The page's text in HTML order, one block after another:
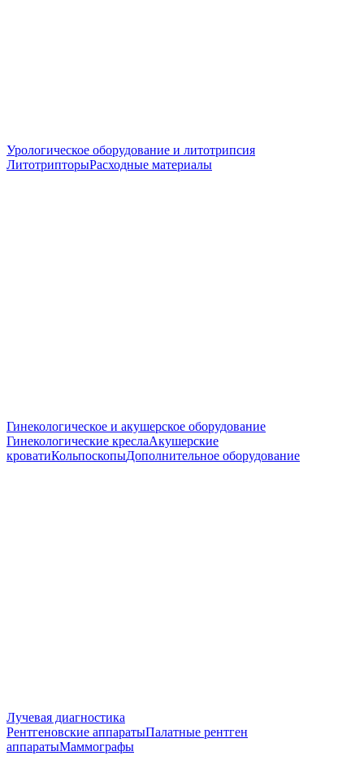
Урологическое оборудование и литотрипсия
ЛитотрипторыРасходные материалы
Гинекологическое и акушерское оборудование
Гинекологические креслаАкушерские
кроватиКольпоскопыДополнительное оборудование
Лучевая диагностика
Рентгеновские аппаратыПалатные рентген
аппаратыМаммографы